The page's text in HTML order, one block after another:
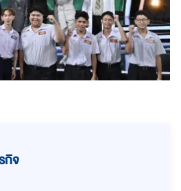
กิจ